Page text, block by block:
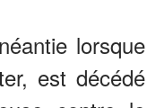
lorsque
est décédé